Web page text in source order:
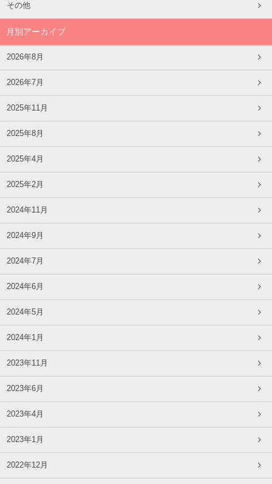
その他
月別アーカイブ
2026年8月
2026年7月
2025年11月
2025年8月
2025年4月
2025年2月
2024年11月
2024年9月
2024年7月
2024年6月
2024年5月
2024年1月
2023年11月
2023年6月
2023年4月
2023年1月
2022年12月